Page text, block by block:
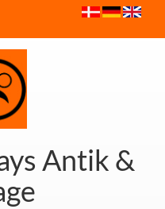
Antik &